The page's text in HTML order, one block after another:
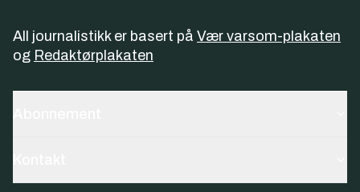
All journalistikk er basert på Vær varsom-plakaten
og Redaktørplakaten